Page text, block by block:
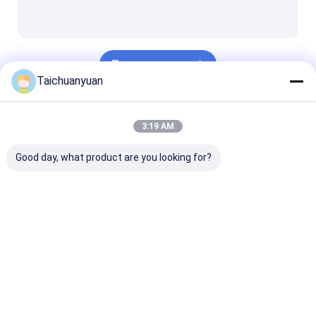
Гидравлический насос экскаватора
части гидронасоса экскаватора
Assy центра совместный
Продолжать
Taichuanyuan
3:19 AM
Good day, what product are you looking for?